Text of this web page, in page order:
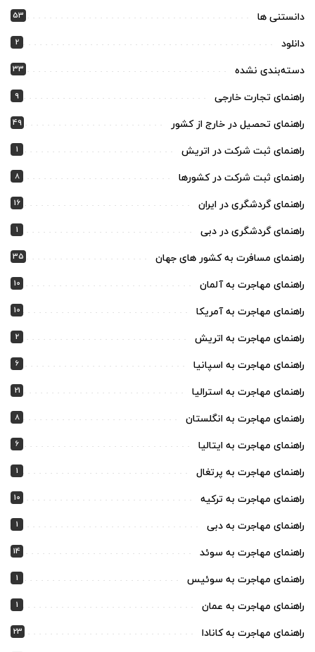
دانستنی ها 53
دانلود 2
دسته‌بندی نشده 33
راهنمای تجارت خارجی 9
راهنمای تحصیل در خارج از کشور 49
راهنمای ثبت شرکت در اتریش 1
راهنمای ثبت شرکت در کشورها 8
راهنمای گردشگری در ایران 16
راهنمای گردشگری در دبی 1
راهنمای مسافرت به کشور های جهان 35
راهنمای مهاجرت به آلمان 10
راهنمای مهاجرت به آمریکا 10
راهنمای مهاجرت به اتریش 2
راهنمای مهاجرت به اسپانیا 6
راهنمای مهاجرت به استرالیا 21
راهنمای مهاجرت به انگلستان 8
راهنمای مهاجرت به ایتالیا 6
راهنمای مهاجرت به پرتغال 1
راهنمای مهاجرت به ترکیه 10
راهنمای مهاجرت به دبی 1
راهنمای مهاجرت به سوئد 14
راهنمای مهاجرت به سوئیس 1
راهنمای مهاجرت به عمان 1
راهنمای مهاجرت به کانادا 23